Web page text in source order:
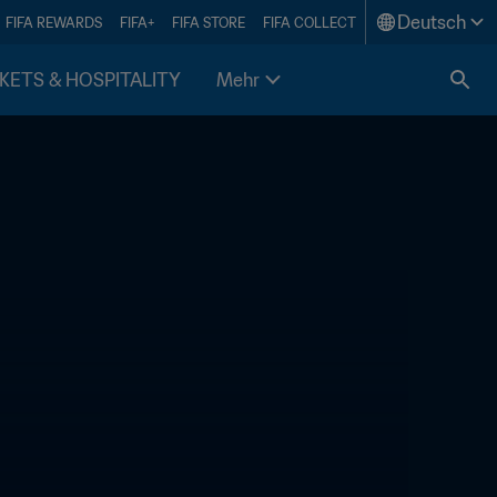
FIFA REWARDS FIFA+ FIFA STORE FIFA COLLECT Deutsch
& HOSPITALITY Mehr